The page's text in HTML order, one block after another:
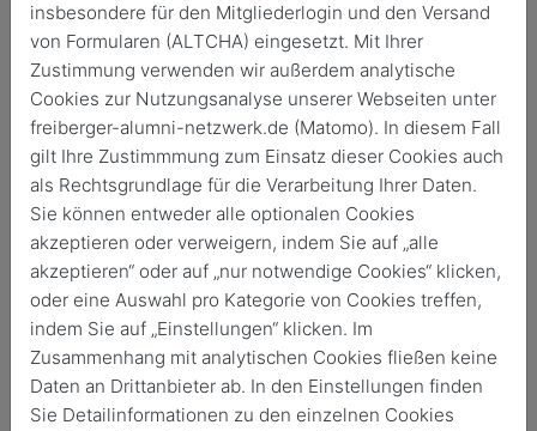
Freiberg
Kunst trifft Wissenschaft am
ZeHS: Künstlergespräch zur
Ausstellung und Performance IN
TRANSITION von Walter Padao
14. Mai 2025 von 17:00 20:00
insbesondere für den Mitgliederlogin und den Versand
von Formularen (ALTCHA) eingesetzt. Mit Ihrer
Zustimmung verwenden wir außerdem analytische
Cookies zur Nutzungsanalyse unserer Webseiten unter
freiberger-alumni-netzwerk.de (Matomo). In diesem Fall
gilt Ihre Zustimmmung zum Einsatz dieser Cookies auch
als Rechtsgrundlage für die Verarbeitung Ihrer Daten.
Sie können entweder alle optionalen Cookies
akzeptieren oder verweigern, indem Sie auf „alle
akzeptieren“ oder auf „nur notwendige Cookies“ klicken,
oder eine Auswahl pro Kategorie von Cookies treffen,
indem Sie auf „Einstellungen“ klicken. Im
Zusammenhang mit analytischen Cookies fließen keine
Daten an Drittanbieter ab. In den Einstellungen finden
Sie Detailinformationen zu den einzelnen Cookies